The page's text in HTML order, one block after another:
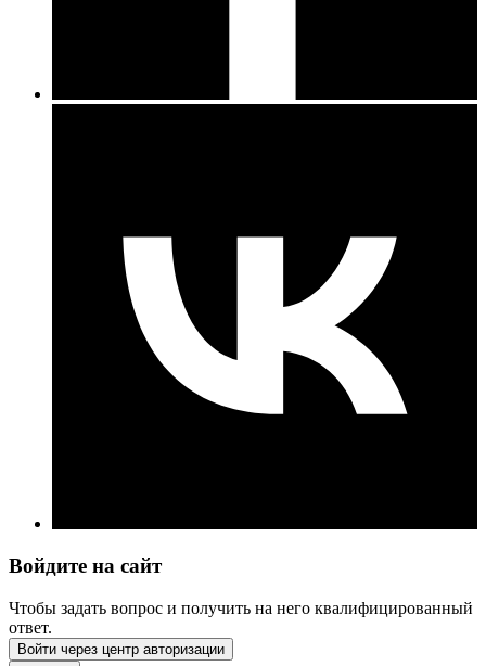
Войдите на сайт
Чтобы задать вопрос и получить на него квалифицированный
ответ.
Войти через центр авторизации